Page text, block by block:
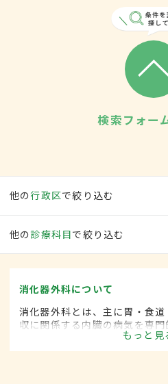
検索フォー
他の行政区で絞り込む
他の 診療科目で絞り込む
消化器外科について
消化器外科とは、主に胃・食
収に関係する内臓の病気を専
域です。平成20年4月の制度改
れていました。
もっと見